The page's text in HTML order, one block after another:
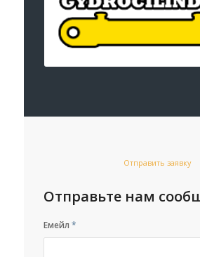
Отправить заявку
Отправьте нам
Емейл*